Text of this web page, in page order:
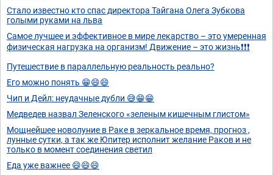
Стало известно кто спас директора Тайгана Олега Зубкова
голыми руками на льва
Самое лучшее и эффективное в мире лекарство – это умеренная
физическая нагрузка на организм! Движение – это жизнь❗❗❗
Путешествие в параллельную реальность реально?
Его можно понять 😁😄😄
Чип и Дейл: неудачные дубли 😅😁😁
Медведев назвал Зеленского «зеленым кишечным глистом»
Мощнейшее новолуние в Раке в зеркальное время, прогноз ,
лунные сутки, а так же Юпитер исполнит желание Раков и не
только в момент соединения светил
Еда уже важнее 😄😄😄